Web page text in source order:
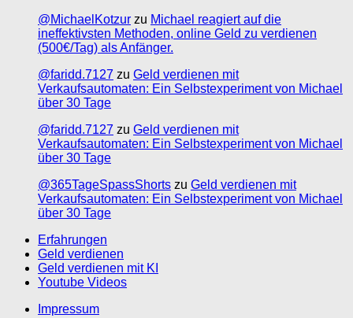
@MichaelKotzur zu Michael reagiert auf die
ineffektivsten Methoden, online Geld zu verdienen
(500€/Tag) als Anfänger.
@faridd.7127 zu Geld verdienen mit
Verkaufsautomaten: Ein Selbstexperiment von Michael
über 30 Tage
@faridd.7127 zu Geld verdienen mit
Verkaufsautomaten: Ein Selbstexperiment von Michael
über 30 Tage
@365TageSpassShorts zu Geld verdienen mit
Verkaufsautomaten: Ein Selbstexperiment von Michael
über 30 Tage
Erfahrungen
Geld verdienen
Geld verdienen mit KI
Youtube Videos
Impressum